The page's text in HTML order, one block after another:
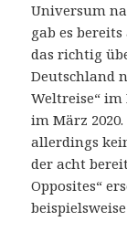
Universum
gab es
das richtig
Deutschland
Weltreise“ im
im März
allerdings
der acht
Opposites“